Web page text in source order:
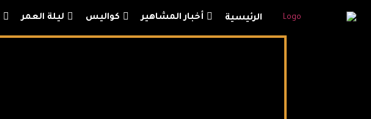
الرئيسية أخبار المشاهير كواليس ليلة العمر